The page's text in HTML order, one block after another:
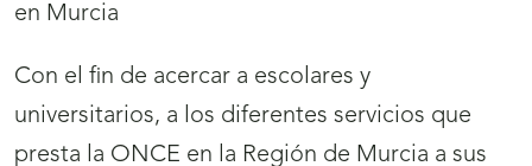
n
n
Con el fin de acercar a escolares y
universitarios, a los diferentes servicios que
presta la ONCE en la Región de Murcia a sus